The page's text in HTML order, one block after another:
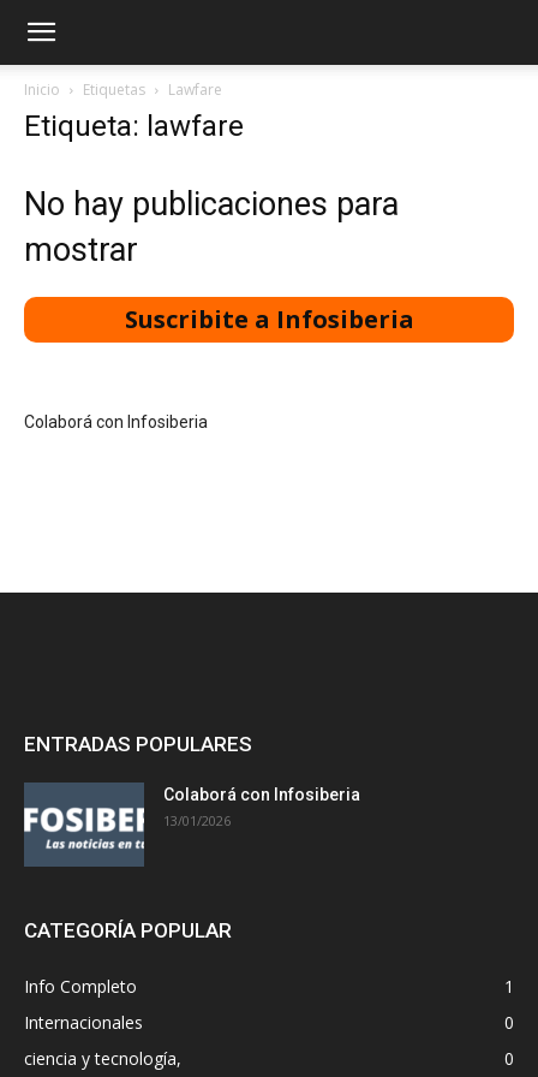
Inicio Etiquetas Lawfare
Etiqueta: lawfare
No hay publicaciones para
mostrar
Suscribite a Infosiberia
Colaborá con Infosiberia
ENTRADAS POPULARES
Colaborá con Infosiberia
13/01/2026
CATEGORÍA POPULAR
Info Completo
1
Internacionales
0
ciencia y tecnología,
0